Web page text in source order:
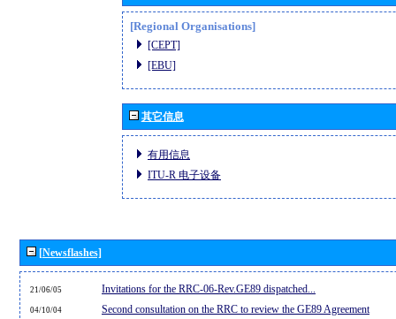
[Regional Organisations]
[CEPT]
[EBU]
其它信息
有用信息
ITU-R 电子设备
[Newsflashes]
21/06/05 Invitations for the RRC-06-Rev.GE89 dispatched...
04/10/04 Second consultation on the RRC to review the GE89 Agreement